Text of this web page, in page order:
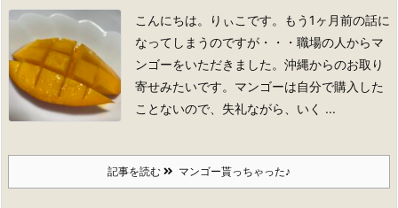
こんにちは。りぃこです。
もう1ヶ月前の話に
なってしまうのですが・・・ 職場の人からマ
ンゴーをいただきました。沖縄からのお取り
寄せみたいです。 マンゴーは自分で購入した
ことないので、失礼ながら、いく ...
記事を読む マンゴー貰っちゃった♪